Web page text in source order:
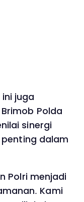
juga
Polda
sinergi
dalam
Polri menjadi
Kami